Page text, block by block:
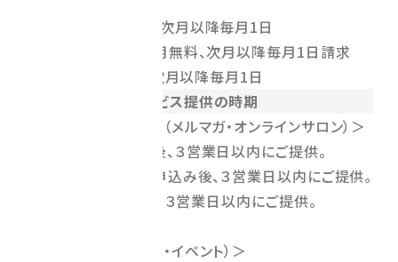
銀行振込：初月無料、次月以降毎月1日
クレジットカード：初月無料、次月以降毎月1日請求
PayPal：初月無料、次月以降毎月1日
商品引渡し又はサービス提供の時期
＜デジタルコンテンツ（メルマガ・オンラインサロン）＞
銀行振込：入金確認後、３営業日以内にご提供。
クレジットカード：お申込み後、３営業日以内にご提供。
PayPal：入金確認後、３営業日以内にご提供。
＜サービス提供（講座・イベント）＞